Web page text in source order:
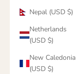
Nepal (USD $)
Netherlands
(USD $)
New Caledonia
(USD $)